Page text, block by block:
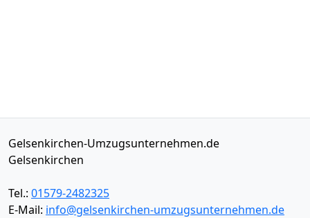
Gelsenkirchen-Umzugsunternehmen.de
Gelsenkirchen
Tel.: 01579-2482325
E-Mail: info@gelsenkirchen-umzugsunternehmen.de